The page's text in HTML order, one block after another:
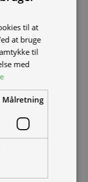
til at
at bruge
til
med
Målretning